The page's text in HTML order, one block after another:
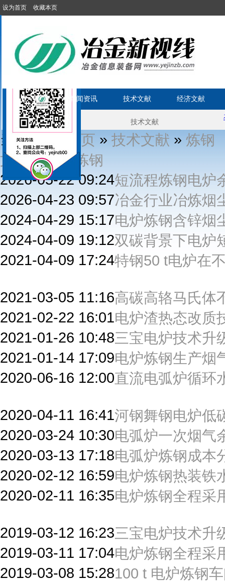
设为首页 收藏本页
首 页 新闻资讯 技术文献 经济文献
当前位置: 首页 » 技术文献 » 炼钢
文献»电炉炼钢
2026-05-22 09:24短流程炼钢电炉
2026-04-23 09:57冶金行业冶炼烟
2024-04-29 15:17电炉炼钢含锌烟
2024-04-09 19:12双碳背景下电炉
2021-04-09 17:24特钢50 t电炉在
2021-03-05 11:16高碳高辂马氏体
2021-02-22 16:01电炉渣热态改质
2021-01-26 10:48三宝电炉技术升
2021-01-14 17:09电炉炼钢生产烟
2020-06-16 12:00直流电弧炉循环
2020-04-11 16:41河钢舞钢电炉低
2020-03-24 10:30电弧炉一次烟气
2020-03-13 17:18电弧炉炼钢成本
2020-02-12 16:59电炉炼钢热装铁
2020-02-11 16:35电炉炼钢全程采
2019-03-12 16:23三宝电炉技术升
2019-03-11 17:04电炉炼钢全程采
2019-03-08 15:28100 t 电炉炼钢